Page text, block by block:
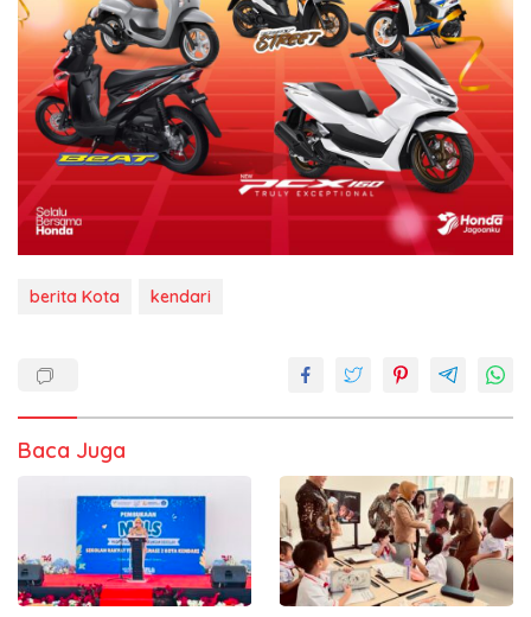
berita Kota kendari
Baca Juga